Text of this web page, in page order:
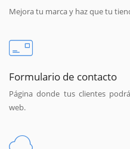
Mejora tu marca y haz que tu
Formulario de contacto
Página donde tus clientes
web.